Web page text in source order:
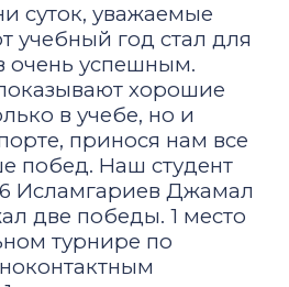
суток, уважаемые
учебный год стал для
очень успешным.
хорошие
в учебе, но и
принося нам все
побед. Наш студент
Исламгариев Джамал
две победы. 1 место
турнире по